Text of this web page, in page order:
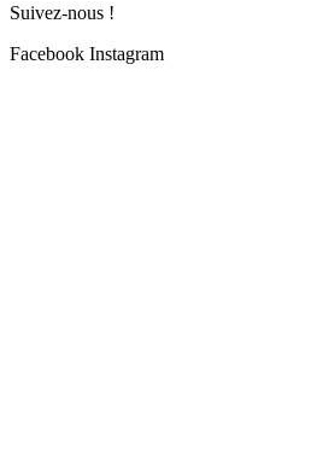
Suivez-nous !
Facebook Instagram